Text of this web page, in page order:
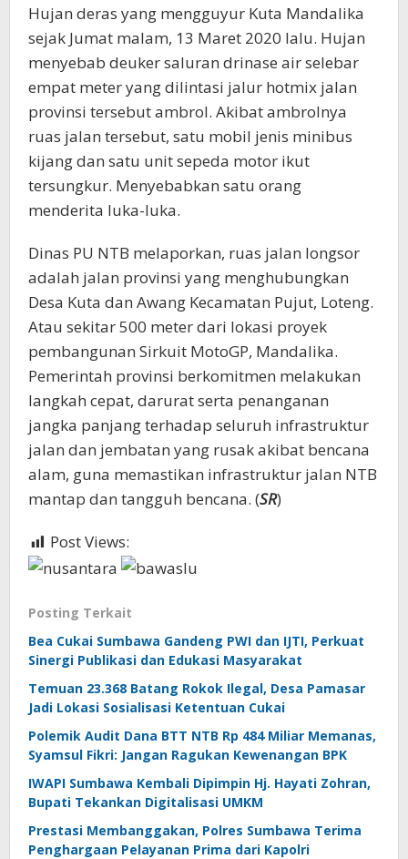
Hujan deras yang mengguyur Kuta Mandalika
sejak Jumat malam, 13 Maret 2020 lalu. Hujan
menyebab deuker saluran drinase air selebar
empat meter yang dilintasi jalur hotmix jalan
provinsi tersebut ambrol. Akibat ambrolnya
ruas jalan tersebut, satu mobil jenis minibus
kijang dan satu unit sepeda motor ikut
tersungkur. Menyebabkan satu orang
menderita luka-luka.
Dinas PU NTB melaporkan, ruas jalan longsor
adalah jalan provinsi yang menghubungkan
Desa Kuta dan Awang Kecamatan Pujut, Loteng.
Atau sekitar 500 meter dari lokasi proyek
pembangunan Sirkuit MotoGP, Mandalika.
Pemerintah provinsi berkomitmen melakukan
langkah cepat, darurat serta penanganan
jangka panjang terhadap seluruh infrastruktur
jalan dan jembatan yang rusak akibat bencana
alam, guna memastikan infrastruktur jalan NTB
mantap dan tangguh bencana. (SR)
Post Views:
Posting Terkait
Bea Cukai Sumbawa Gandeng PWI dan IJTI, Perkuat
Sinergi Publikasi dan Edukasi Masyarakat
Temuan 23.368 Batang Rokok Ilegal, Desa Pamasar
Jadi Lokasi Sosialisasi Ketentuan Cukai
Polemik Audit Dana BTT NTB Rp 484 Miliar Memanas,
Syamsul Fikri: Jangan Ragukan Kewenangan BPK
IWAPI Sumbawa Kembali Dipimpin Hj. Hayati Zohran,
Bupati Tekankan Digitalisasi UMKM
Prestasi Membanggakan, Polres Sumbawa Terima
Penghargaan Pelayanan Prima dari Kapolri